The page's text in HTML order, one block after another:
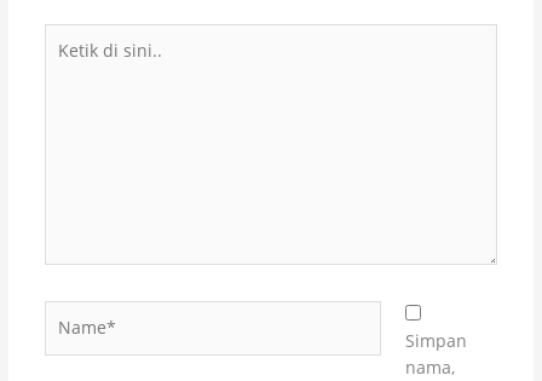
Simpan
nama,